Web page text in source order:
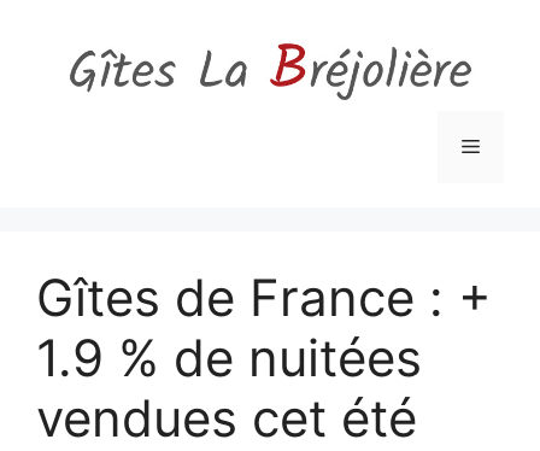
contenu
Menu
Gîtes de France : +
1.9 % de nuitées
vendues cet été